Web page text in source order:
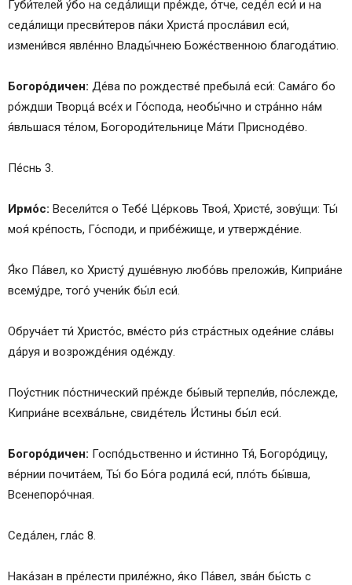
Губи́телей у́бо на седа́лищи пре́жде, о́тче, седе́л еси́ и на
седа́лищи пресви́теров па́ки Христа́ просла́вил еси́,
измени́вся явле́нно Влады́чнею Боже́ственною благода́тию.
Богоро́дичен: Де́ва по рождестве́ пребыла́ еси́: Сама́го бо
ро́ждши Творца́ все́х и Го́спода, необы́чно и стра́нно на́м
я́вльшася те́лом, Богороди́тельнице Ма́ти Присноде́во.
Пе́снь 3.
Ирмо́с: Весели́тся о Тебе́ Це́рковь Твоя́, Христе́, зову́щи: Ты́
моя́ кре́пость, Го́споди, и прибе́жище, и утвержде́ние.
Я́ко Па́вел, ко Христу́ душе́вную любо́вь преложи́в, Киприа́не
всему́дре, того́ учени́к бы́л еси́.
Обруча́ет ти́ Христо́с, вме́сто ри́з стра́стных одея́ние сла́вы
да́руя и возрожде́ния оде́жду.
Поу́стник по́стнический пре́жде бы́вый терпели́в, по́слежде,
Киприа́не всехва́льне, свиде́тель И́стины бы́л еси́.
Богоро́дичен: Госпо́дьственно и и́стинно Тя́, Богоро́дицу,
ве́рнии почита́ем, Ты́ бо Бо́га родила́ еси́, пло́ть бы́вша,
Всенепоро́чная.
Седа́лен, гла́с 8.
Нака́зан в пре́лести приле́жно, я́ко Па́вел, зва́н бы́сть с